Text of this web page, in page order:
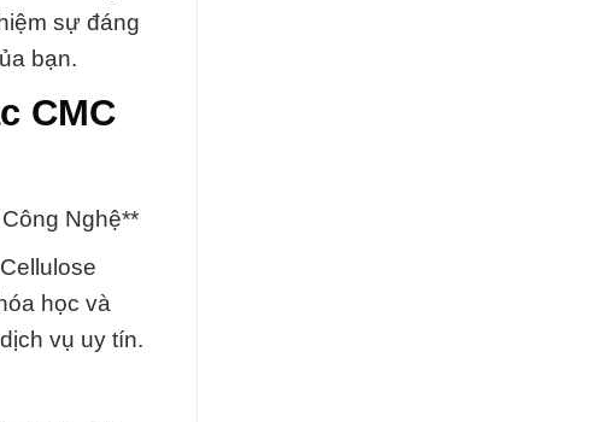
sự đáng
bạn.
CMC
Nghệ**
học và
vụ uy tín.